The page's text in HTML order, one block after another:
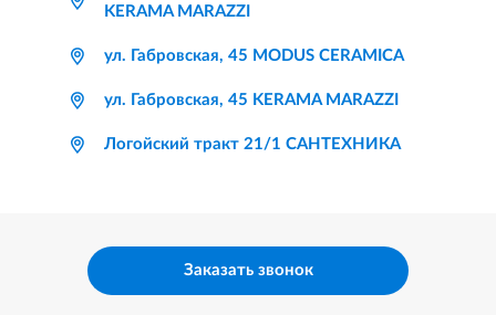
KERAMA MARAZZI
ул. Габровская, 45 MODUS CERAMICA
ул. Габровская, 45 KERAMA MARAZZI
Логойский тракт 21/1 САНТЕХНИКА
Заказать звонок